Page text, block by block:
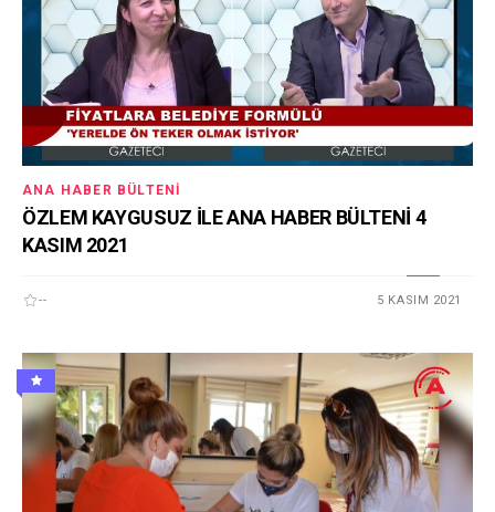
ANA HABER BÜLTENI
ÖZLEM KAYGUSUZ İLE ANA HABER BÜLTENİ 4
KASIM 2021
-- 5 KASIM 2021